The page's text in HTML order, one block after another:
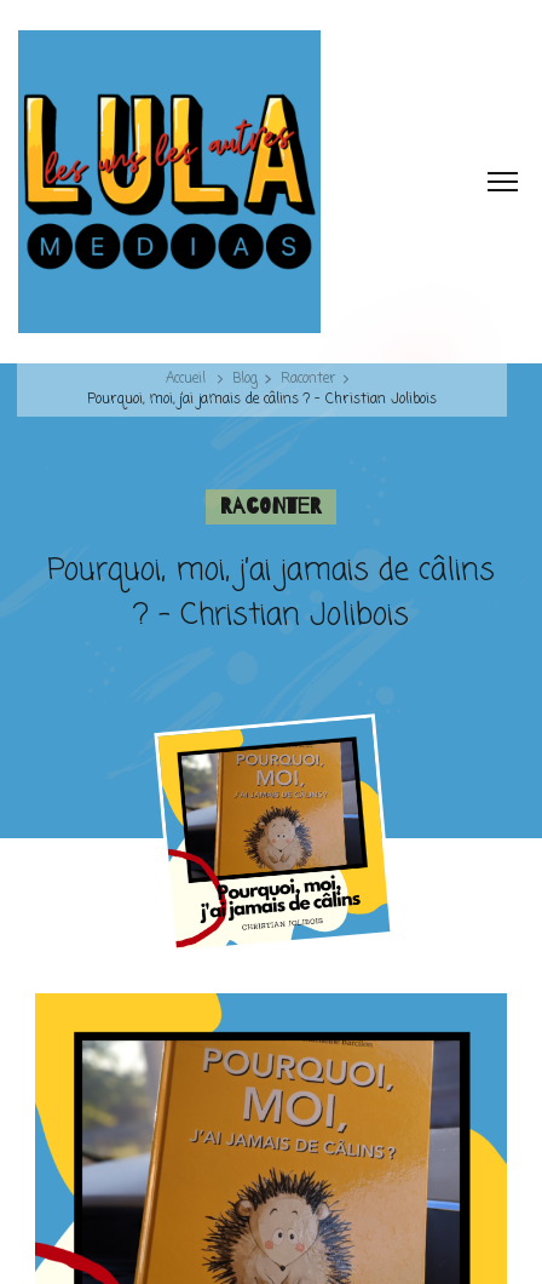
Accueil Blog
Raconter
Pourquoi, moi, j’ai jamais de câlins ? – Christian Jolibois
Raconter
Pourquoi, moi, j’ai jamais de câlins
? – Christian Jolibois